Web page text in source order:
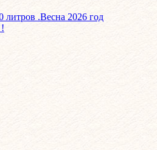
.Весна 2026 год